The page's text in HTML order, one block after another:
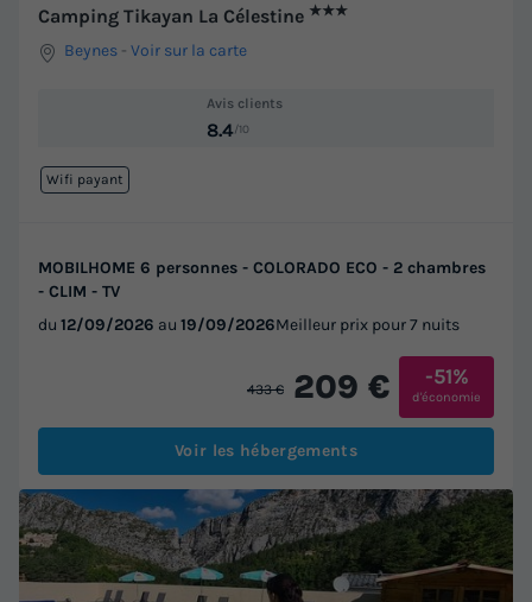
Camping Tikayan La Célestine ★★★
Beynes -Voir sur la carte
Avis clients
8.4/10
Wifi payant
MOBILHOME 6 personnes - COLORADO ECO - 2 chambres
- CLIM - TV
du 12/09/2026 au 19/09/2026Meilleur prix pour 7 nuits
433 € 209 € -51%
d'économie
Voir les hébergements